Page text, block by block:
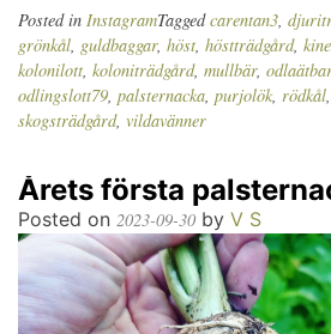
Posted in InstagramTaggedcarentan3,
grönkål, guldbaggar, höst, höstträdgård,
kolonilott, koloniträdgård, mullbär,
odlingslott79, palsternacka, purjolök, rödkål,
skogsträdgård, vildavänner
Årets första
Posted on 2023-09-30 by V S